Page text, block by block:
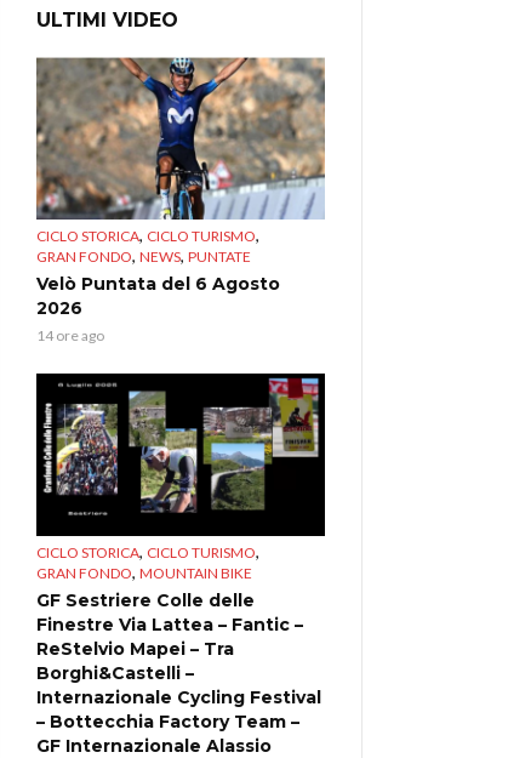
ULTIMI VIDEO
CICLO STORICA, CICLO TURISMO,
GRAN FONDO, NEWS, PUNTATE
Velò Puntata del 6 Agosto
2026
14 ore ago
CICLO STORICA, CICLO TURISMO,
GRAN FONDO, MOUNTAIN BIKE
GF Sestriere Colle delle
Finestre Via Lattea – Fantic –
ReStelvio Mapei – Tra
Borghi&Castelli –
Internazionale Cycling Festival
– Bottecchia Factory Team –
GF Internazionale Alassio